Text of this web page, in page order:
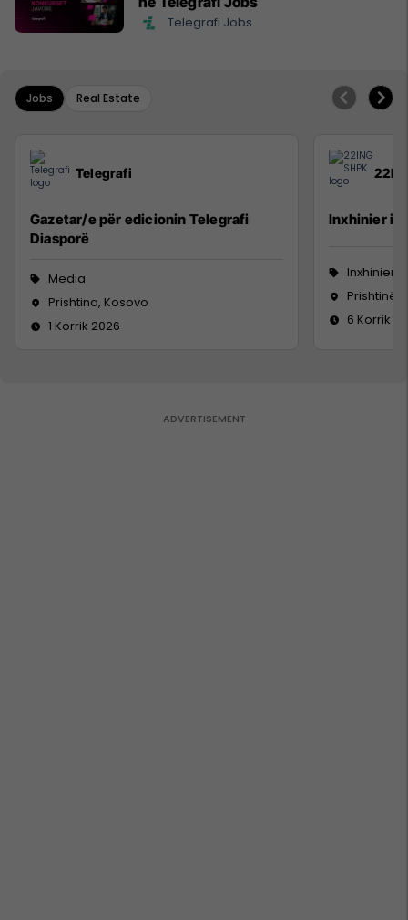
Telegrafi Jobs
Jobs Real Estate
Telegrafi
Gazetar/e për edicionin Telegrafi
Diasporë
Media
Prishtina, Kosovo
1 Korrik 2026
Inxhinier i
Inxhinieri
Prishtinë
6 Korrik